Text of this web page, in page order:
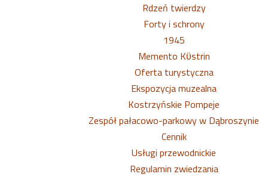
Rdzeń twierdzy
Forty i schrony
1945
Memento Kϋstrin
Oferta turystyczna
Ekspozycja muzealna
Kostrzyńskie Pompeje
Zespół pałacowo-parkowy w Dąbroszynie
Cennik
Usługi przewodnickie
Regulamin zwiedzania